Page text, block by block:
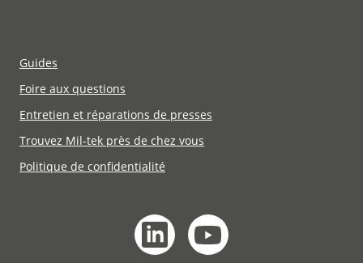
Guides
Foire aux questions
Entretien et réparations de presses
Trouvez Mil-tek près de chez vous
Politique de confidentialité